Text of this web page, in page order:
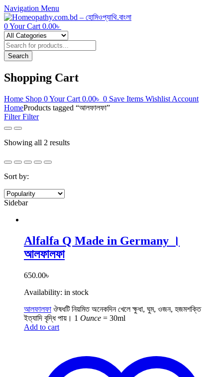
Navigation Menu
0Your Cart 0.00৳
Products
search
Search
Shopping Cart
Home Shop 0Your Cart 0.00৳ 0 Save Items Wishlist Account
HomeProducts tagged “আলফালফা”
FilterFilter
Showing all 2 resultsSorted
Sort by:
Sidebar
Alfalfa Q Made in Germany ।
আলফালফা
650.00৳
Availability: in stock
আলফালফা ঔষধটি নিয়মিত অনেকদিন খেলে ক্ষুধা, ঘুম, ওজন, হজমশক্তি
ইত্যাদি বৃদ্ধি পায়। 1 Ounce = 30ml
Add to cart